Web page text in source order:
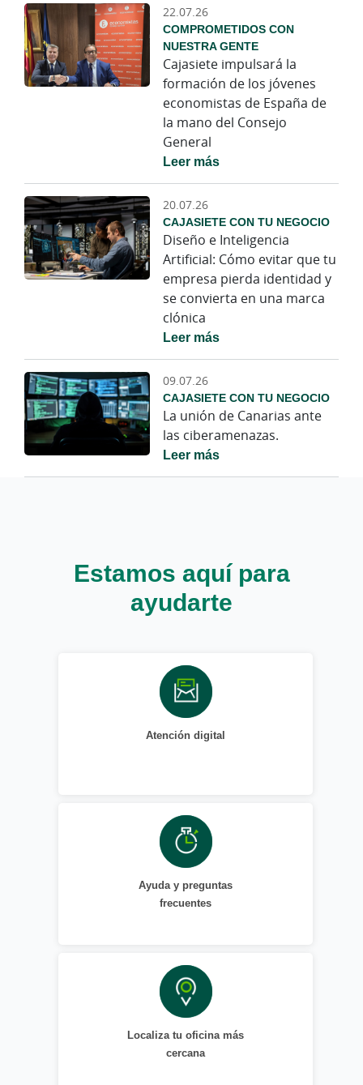
22.07.26
COMPROMETIDOS CON
NUESTRA GENTE
Cajasiete impulsará la
formación de los jóvenes
economistas de España de
la mano del Consejo
General
Leer más
20.07.26
CAJASIETE CON TU NEGOCIO
Diseño e Inteligencia
Artificial: Cómo evitar que tu
empresa pierda identidad y
se convierta en una marca
clónica
Leer más
09.07.26
CAJASIETE CON TU NEGOCIO
La unión de Canarias ante
las ciberamenazas.
Leer más
Estamos aquí para
ayudarte
Atención digital
Ayuda y preguntas
frecuentes
Localiza tu oficina más
cercana